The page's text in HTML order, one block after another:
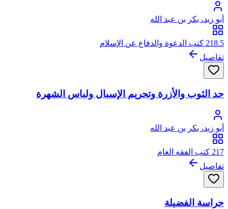
أبو زيد، بكر بن عبد الله
218.5 كتب الدعوة والدفاع عن الإسلام
تفاصيل
حد الثوب والأزرة وتحريم الإسبال ولباس الشهرة
أبو زيد، بكر بن عبد الله
217 كتب الفقه العام
تفاصيل
حراسة الفضيلة